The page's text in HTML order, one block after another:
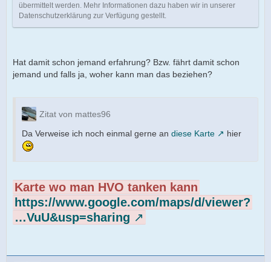
übermittelt werden. Mehr Informationen dazu haben wir in unserer
Datenschutzerklärung zur Verfügung gestellt.
Hat damit schon jemand erfahrung? Bzw. fährt damit schon
jemand und falls ja, woher kann man das beziehen?
Zitat von mattes96
Da Verweise ich noch einmal gerne an diese Karte hier
Karte wo man HVO tanken kann
https://www.google.com/maps/d/viewer?
…VuU&usp=sharing